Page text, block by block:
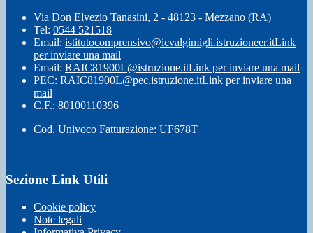
Via Don Elvezio Tanasini, 2 - 48123 - Mezzano (RA)
Tel: 0544 521518
Email: istitutocomprensivo@icvalgimigli.istruzioneer.itLink
per inviare una mail
Email: RAIC81900L@istruzione.itLink per inviare una mail
PEC: RAIC81900L@pec.istruzione.itLink per inviare una
mail
C.F.: 80100110396
Cod. Univoco Fatturazione: UF678T
Sezione Link Utili
Cookie policy
Note legali